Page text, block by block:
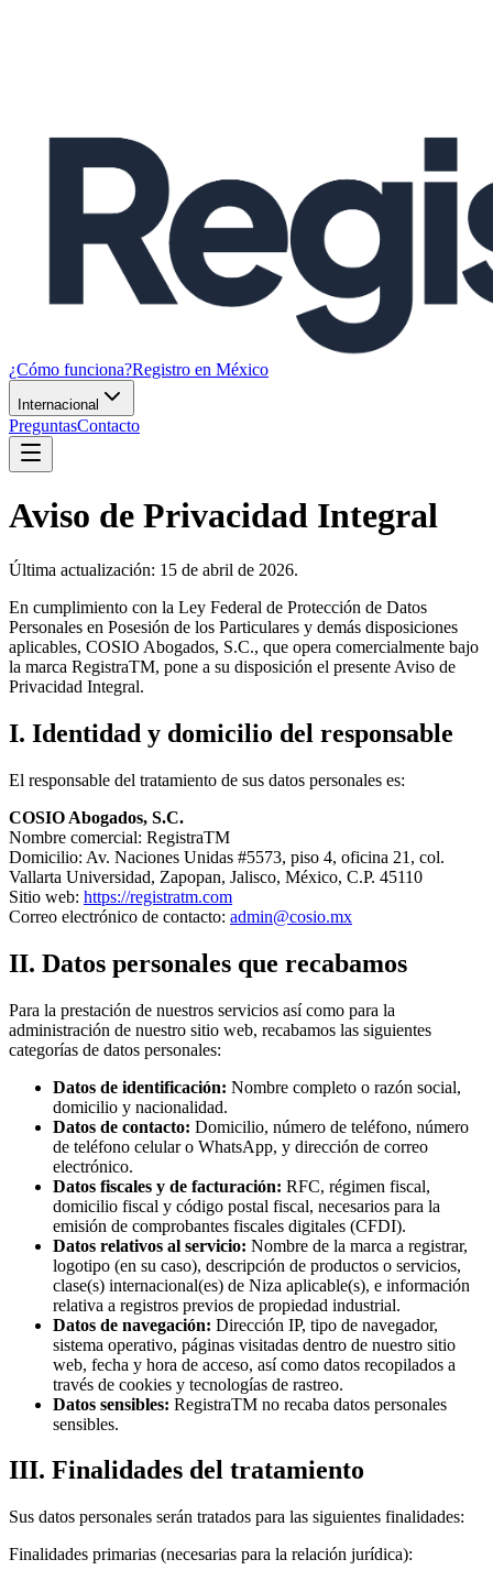
¿Cómo funciona?Registro en México
Internacional
PreguntasContacto
Aviso de Privacidad Integral
Última actualización: 15 de abril de 2026.
En cumplimiento con la Ley Federal de Protección de Datos
Personales en Posesión de los Particulares y demás disposiciones
aplicables, COSIO Abogados, S.C., que opera comercialmente bajo
la marca RegistraTM, pone a su disposición el presente Aviso de
Privacidad Integral.
I. Identidad y domicilio del responsable
El responsable del tratamiento de sus datos personales es:
COSIO Abogados, S.C.
Nombre comercial: RegistraTM
Domicilio: Av. Naciones Unidas #5573, piso 4, oficina 21, col.
Vallarta Universidad, Zapopan, Jalisco, México, C.P. 45110
Sitio web: https://registratm.com
Correo electrónico de contacto: admin@cosio.mx
II. Datos personales que recabamos
Para la prestación de nuestros servicios así como para la
administración de nuestro sitio web, recabamos las siguientes
categorías de datos personales:
Datos de identificación: Nombre completo o razón social,
domicilio y nacionalidad.
Datos de contacto: Domicilio, número de teléfono, número
de teléfono celular o WhatsApp, y dirección de correo
electrónico.
Datos fiscales y de facturación: RFC, régimen fiscal,
domicilio fiscal y código postal fiscal, necesarios para la
emisión de comprobantes fiscales digitales (CFDI).
Datos relativos al servicio: Nombre de la marca a registrar,
logotipo (en su caso), descripción de productos o servicios,
clase(s) internacional(es) de Niza aplicable(s), e información
relativa a registros previos de propiedad industrial.
Datos de navegación: Dirección IP, tipo de navegador,
sistema operativo, páginas visitadas dentro de nuestro sitio
web, fecha y hora de acceso, así como datos recopilados a
través de cookies y tecnologías de rastreo.
Datos sensibles: RegistraTM no recaba datos personales
sensibles.
III. Finalidades del tratamiento
Sus datos personales serán tratados para las siguientes finalidades:
Finalidades primarias (necesarias para la relación jurídica):